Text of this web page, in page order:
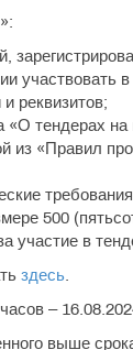
участвовать
реквизитов;
тендерах
из «Правил
500
участие в
здесь
–
выше